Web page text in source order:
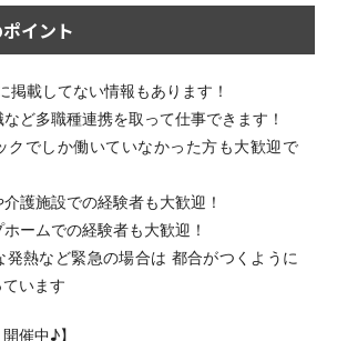
イント
載してない情報もあります！
ど多職種連携を取って仕事できます！
でしか働いていなかった方も大歓迎で
護施設での経験者も大歓迎！
ームでの経験者も大歓迎！
熱など緊急の場合は 都合がつくように
います
催中♪】